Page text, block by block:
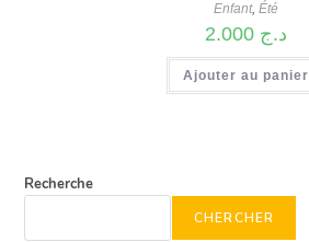
Enfant, Été
د.ج 2.000
Ajouter au panier
Recherche
CHERCHER